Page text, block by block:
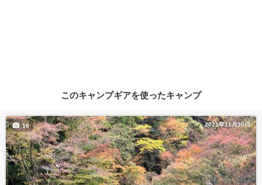
このキャンプギアを使ったキャンプ
2021年11月30日
16